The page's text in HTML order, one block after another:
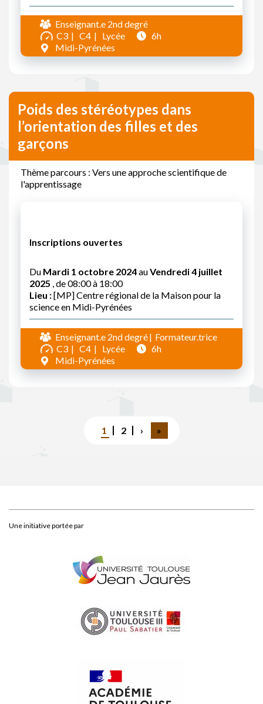
Enseignant.e 2nd degré
C3
C4 Lycée
6h
Midi-Pyrénées
Poids des stéréotypes dans
l’orientation des filles et des
garçons
Thème parcours : Vers une approche scientifique de
l'apprentissage
Inscriptions ouvertes
Du Mardi 1 octobre 2024auVendredi 4 juillet
2025 , de 08:00 à 18:00
Lieu :[MP] Centre régional de la Maison pour la
science en Midi-Pyrénées
Enseignant.e 2nd degré
Formateur.trice
C3
C4 Lycée
6h
Midi-Pyrénées
Page
courante
1 Page
2
Page
suivante
›
Dernière
page
»
Une initiative portée par